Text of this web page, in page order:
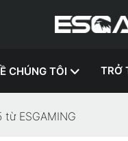
CHÚNG TÔI TRỞ
ESGAMING